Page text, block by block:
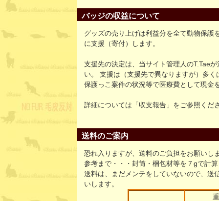
バッジの収益について
グッズの売り上げは利益分を全て動物保護
に支援（寄付）します。
支援先の決定は、当サイト管理人のT.Tae
い。 支援は（支援先で異なりますが）多
保護っこ案件の状況等で医療費として現金
詳細については「収支報告」をご参照くだ
送料のご案内
恐れ入りますが、送料のご負担をお願いし
参考まで・・・封筒・梱包材等を７gで計
送料は、まだメンテをしていないので、送
いします。